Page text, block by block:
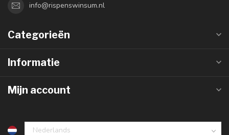
info@rispenswinsum.nl
Categorieën
Informatie
Mijn account